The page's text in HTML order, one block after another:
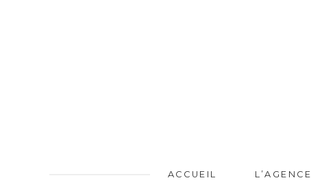
ACCUEIL L’AGENCE